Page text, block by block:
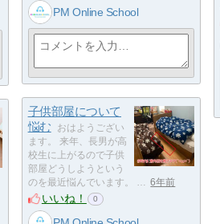
PM Online School
子供部屋について
悩む
おはようござい
ます。 来年、長男が高
校生に上がるので子供
部屋どうしようという
のを最近悩んでいます。 …
6年前
いいね！ 0